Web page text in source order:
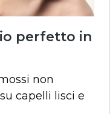
perfetto in
non
capelli lisci e